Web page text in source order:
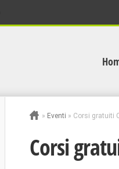
» Eventi » Corsi gratuiti
Corsi